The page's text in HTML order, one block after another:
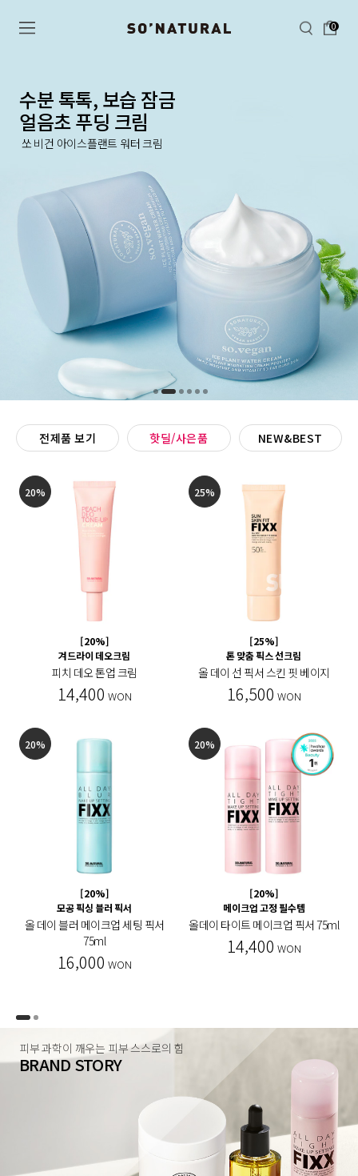
0
수분 톡톡, 보습 잠금
얼음초 푸딩 크림
쏘 비건 아이스플랜트 워터 크림
전제품 보기 핫딜/사은품 NEW&BEST
20%
[20%]
겨드라이 데오크림
피치 데오 톤업 크림
14,400 WON
25%
[25%]
톤 맞춤 픽스 선크림
올 데이 선 픽서 스킨 핏 베이지
16,500 WON
20%
[20%]
모공 픽싱 블러 픽서
올 데이 블러 메이크업 세팅 픽서
75ml
16,000 WON
20%
[20%]
메이크업 고정 필수템
올데이 타이트 메이크업 픽서 75ml
14,400 WON
피부 과학이 깨우는 피부 스스로의 힘
BRAND STORY